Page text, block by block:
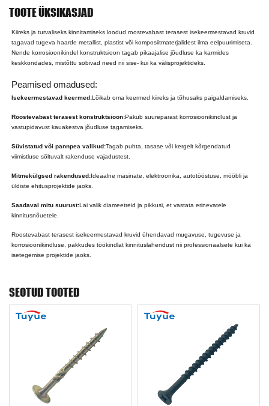
TOOTE ÜKSIKASJAD
Kiireks ja turvaliseks kinnitamiseks loodud roostevabast terasest isekeermestavad kruvid
tagavad tugeva haarde metallist, plastist või komposiitmaterjalidest ilma eelpuurimiseta.
Nende korrosioonikindel konstruktsioon tagab pikaajalise jõudluse ka karmides
keskkondades, mistõttu sobivad need nii sise- kui ka välisprojektideks.
Peamised omadused:
Isekeermestavad keermed:Lõikab oma keermed kiireks ja tõhusaks paigaldamiseks.
Roostevabast terasest konstruktsioon:Pakub suurepärast korrosioonikindlust ja
vastupidavust kauakestva jõudluse tagamiseks.
Süvistatud või pannpea valikud:Tagab puhta, tasase või kergelt kõrgendatud
viimistluse sõltuvalt rakenduse vajadustest.
Mitmekülgsed rakendused:Ideaalne masinate, elektroonika, autotööstuse, mööbli ja
üldiste ehitusprojektide jaoks.
Saadaval mitu suurust:Lai valik diameetreid ja pikkusi, et vastata erinevatele
kinnitusnõuetele.
Roostevabast terasest isekeermestavad kruvid ühendavad mugavuse, tugevuse ja
korrosioonikindluse, pakkudes töökindlat kinnituslahendust nii professionaalsete kui ka
isetegemise projektide jaoks.
SEOTUD TOOTED